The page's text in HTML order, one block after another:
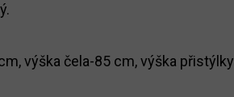
výška čela-85 cm, výška